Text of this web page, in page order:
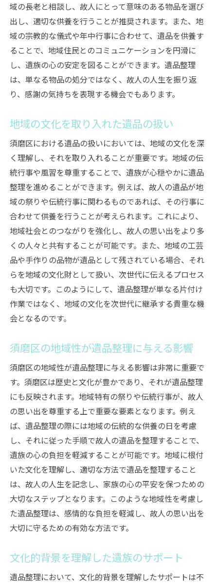
域の長老と相談し、故人にとって意味のある物品を選び
出し、適切な供養を行うことが推奨されます。また、地
域の宗教的な儀式や年中行事に合わせて、遺品を供養す
ることで、地域住民とのコミュニケーションを円滑に
し、遺族の心の安定を図ることができます。遺品整理
は、単なる物品の処分ではなく、故人の人生を振り返
り、感謝の気持ちを表現する機会でもあります。
地域の文化を取り入れた遺品の扱い
須磨区における遺品の扱いにおいては、地域の文化を深
く理解し、それを取り入れることが重要です。地域の伝
統行事や風習を尊重することで、遺族が心穏やかに遺品
整理を進めることができます。例えば、故人の遺品が地
域の祭りや伝統行事に関わるものであれば、その行事に
合わせて供養を行うことが考えられます。これにより、
地域社会とのつながりを強化し、故人の思い出をより多
くの人々と共有することが可能です。また、地域の工芸
品や手作りの品物が遺品として残されている場合、それ
らを地域の文化財として扱い、次世代に伝えるプロセス
も大切です。このようにして、遺品整理が単なる片付け
作業ではなく、地域の文化を次世代に継承する貴重な機
会となるのです。
須磨区の地域性が遺品整理に与える影響
須磨区の地域性が遺品整理に与える影響は非常に重要で
す。須磨区は歴史と文化が豊かであり、それが遺品整理
にも反映されます。地域特有の祭りや伝統行事が、故人
の思い出を尊重する上で重要な要素となります。例え
ば、遺品整理の際には地域の伝統的な供養の日を考慮
し、それに従った手順で故人の遺品を整理することで、
遺族の心の負担を軽減することが可能です。地域に根付
いた文化を理解し、適切な方法で遺品を整理すること
は、故人の人生を記念し、家族の心の平安を保つための
大切なステップとなります。このような地域性を考慮し
た遺品整理は、感情的な負担を軽減し、故人の思い出を
大切に守るための有効な方法です。
文化的背景を理解した遺族のサポート
遺品整理において、文化的背景を理解したサポートは不